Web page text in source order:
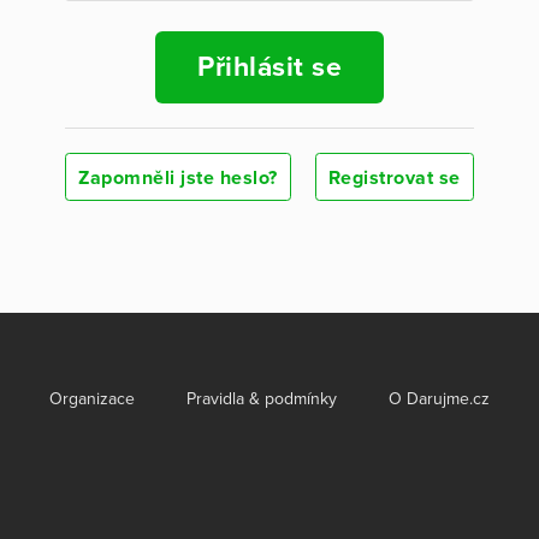
Přihlásit se
Zapomněli jste heslo? Registrovat se
Organizace Pravidla & podmínky O Darujme.cz